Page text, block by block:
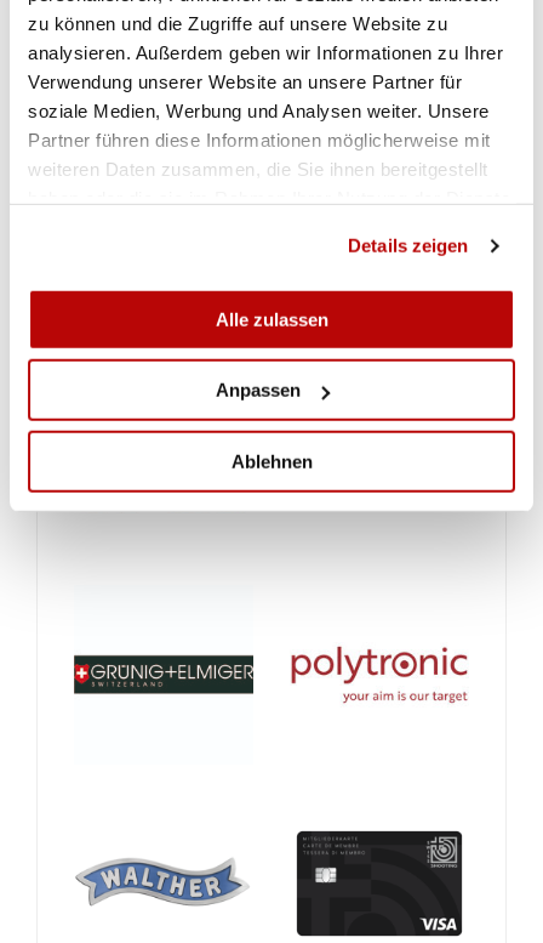
zu können und die Zugriffe auf unsere Website zu
analysieren. Außerdem geben wir Informationen zu Ihrer
Verwendung unserer Website an unsere Partner für
soziale Medien, Werbung und Analysen weiter. Unsere
Partner führen diese Informationen möglicherweise mit
weiteren Daten zusammen, die Sie ihnen bereitgestellt
Details zeigen
Alle zulassen
Anpassen
Ablehnen
Gewehr 10m Männer Qualifikation